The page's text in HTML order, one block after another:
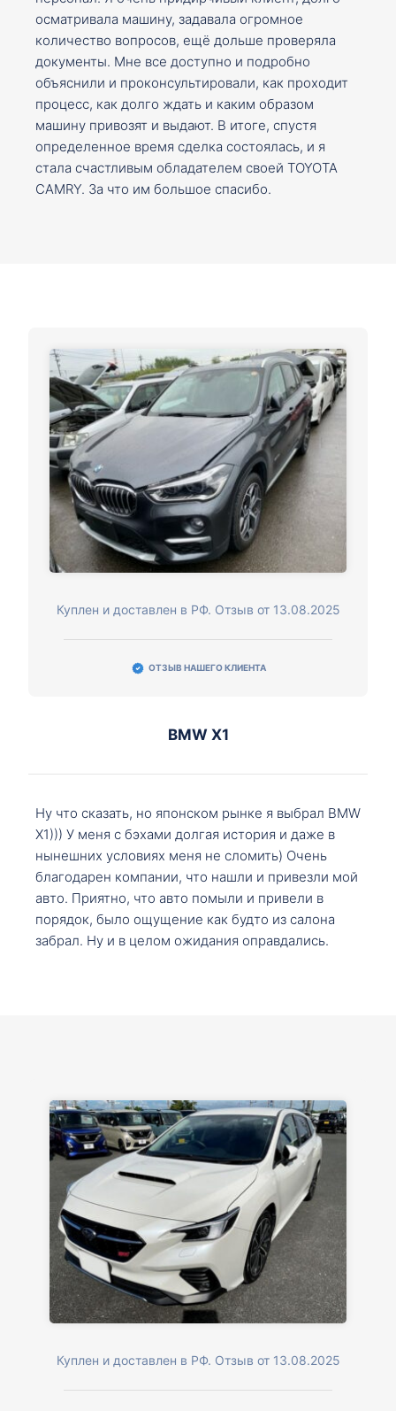
осматривала машину, задавала огромное
количество вопросов, ещё дольше проверяла
документы. Мне все доступно и подробно
объяснили и проконсультировали, как проходит
процесс, как долго ждать и каким образом
машину привозят и выдают. В итоге, спустя
определенное время сделка состоялась, и я
стала счастливым обладателем своей TOYOTA
CAMRY. За что им большое спасибо.
Куплен и доставлен в РФ. Отзыв от 13.08.2025
ОТЗЫВ НАШЕГО КЛИЕНТА
BMW X1
Ну что сказать, но японском рынке я выбрал BMW
X1))) У меня с бэхами долгая история и даже в
нынешних условиях меня не сломить) Очень
благодарен компании, что нашли и привезли мой
авто. Приятно, что авто помыли и привели в
порядок, было ощущение как будто из салона
забрал. Ну и в целом ожидания оправдались.
Куплен и доставлен в РФ. Отзыв от 13.08.2025